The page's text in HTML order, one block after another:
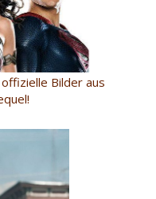
Bilder aus